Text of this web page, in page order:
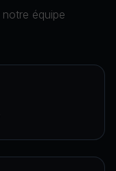
équipe